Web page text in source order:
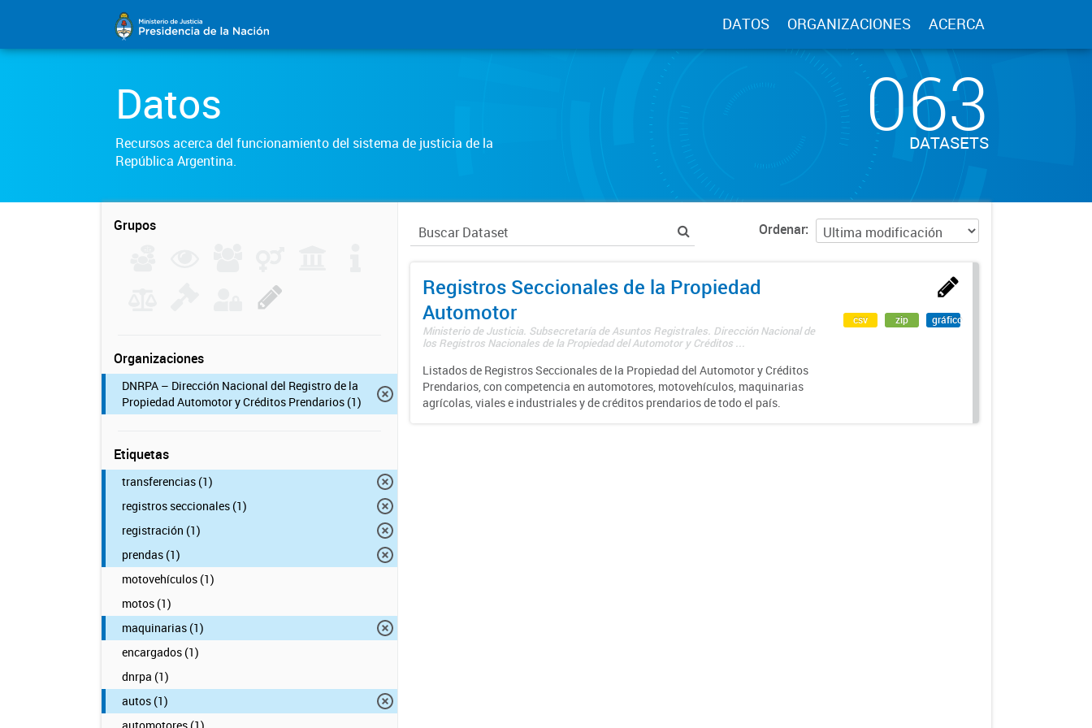
DATOS ORGANIZACIONES ACERCA
Datos
Recursos acerca del funcionamiento del sistema de justicia de la
República Argentina.
063
DATASETS
Grupos
Organizaciones
DNRPA – Dirección Nacional del Registro de la
Propiedad Automotor y Créditos Prendarios (1)
Etiquetas
transferencias (1)
registros seccionales (1)
registración (1)
prendas (1)
motovehículos (1)
motos (1)
maquinarias (1)
encargados (1)
dnrpa (1)
autos (1)
Ordenar
Registros Seccionales de la Propiedad
Automotor
Ministerio de Justicia. Subsecretaría de Asuntos Registrales. Dirección Nacional de
los Registros Nacionales de la Propiedad del Automotor y Créditos ...
Listados de Registros Seccionales de la Propiedad del Automotor y Créditos
Prendarios, con competencia en automotores, motovehículos, maquinarias
agrícolas, viales e industriales y de créditos prendarios de todo el país.
csv zip gráfico